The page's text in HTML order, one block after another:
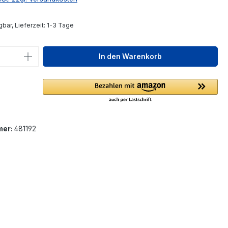
Lieferzeit: 1-3 Tage
Anzahl: Gib den gewünschten Wert
In den Warenkorb
481192